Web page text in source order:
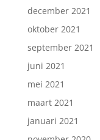
december 2021
oktober 2021
september 2021
juni 2021
mei 2021
maart 2021
januari 2021